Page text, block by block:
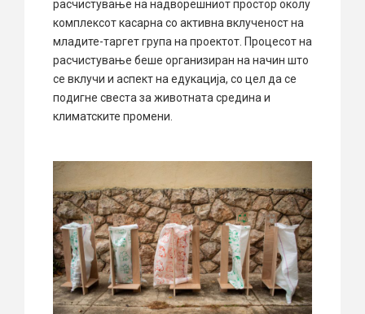
расчистување на надворешниот простор околу
комплексот касарна со активна вклученост на
младите-таргет група на проектот. Процесот на
расчистување беше организиран на начин што
се вклучи и аспект на едукација, со цел да се
подигне свеста за животната средина и
климатските промени.